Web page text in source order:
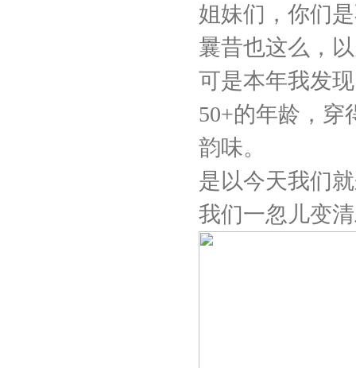
姐妹们，你们
曩昔也这么，
可是本年我发
50+的年龄，穿
韵味。
是以今天我们
我们一忽儿变